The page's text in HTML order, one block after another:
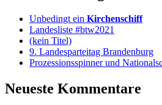
Unbedingt ein Kirchenschiff
Landesliste #btw2021
(kein Titel)
9. Landesparteitag Brandenburg
Prozessionsspinner und
Neueste Kommentare